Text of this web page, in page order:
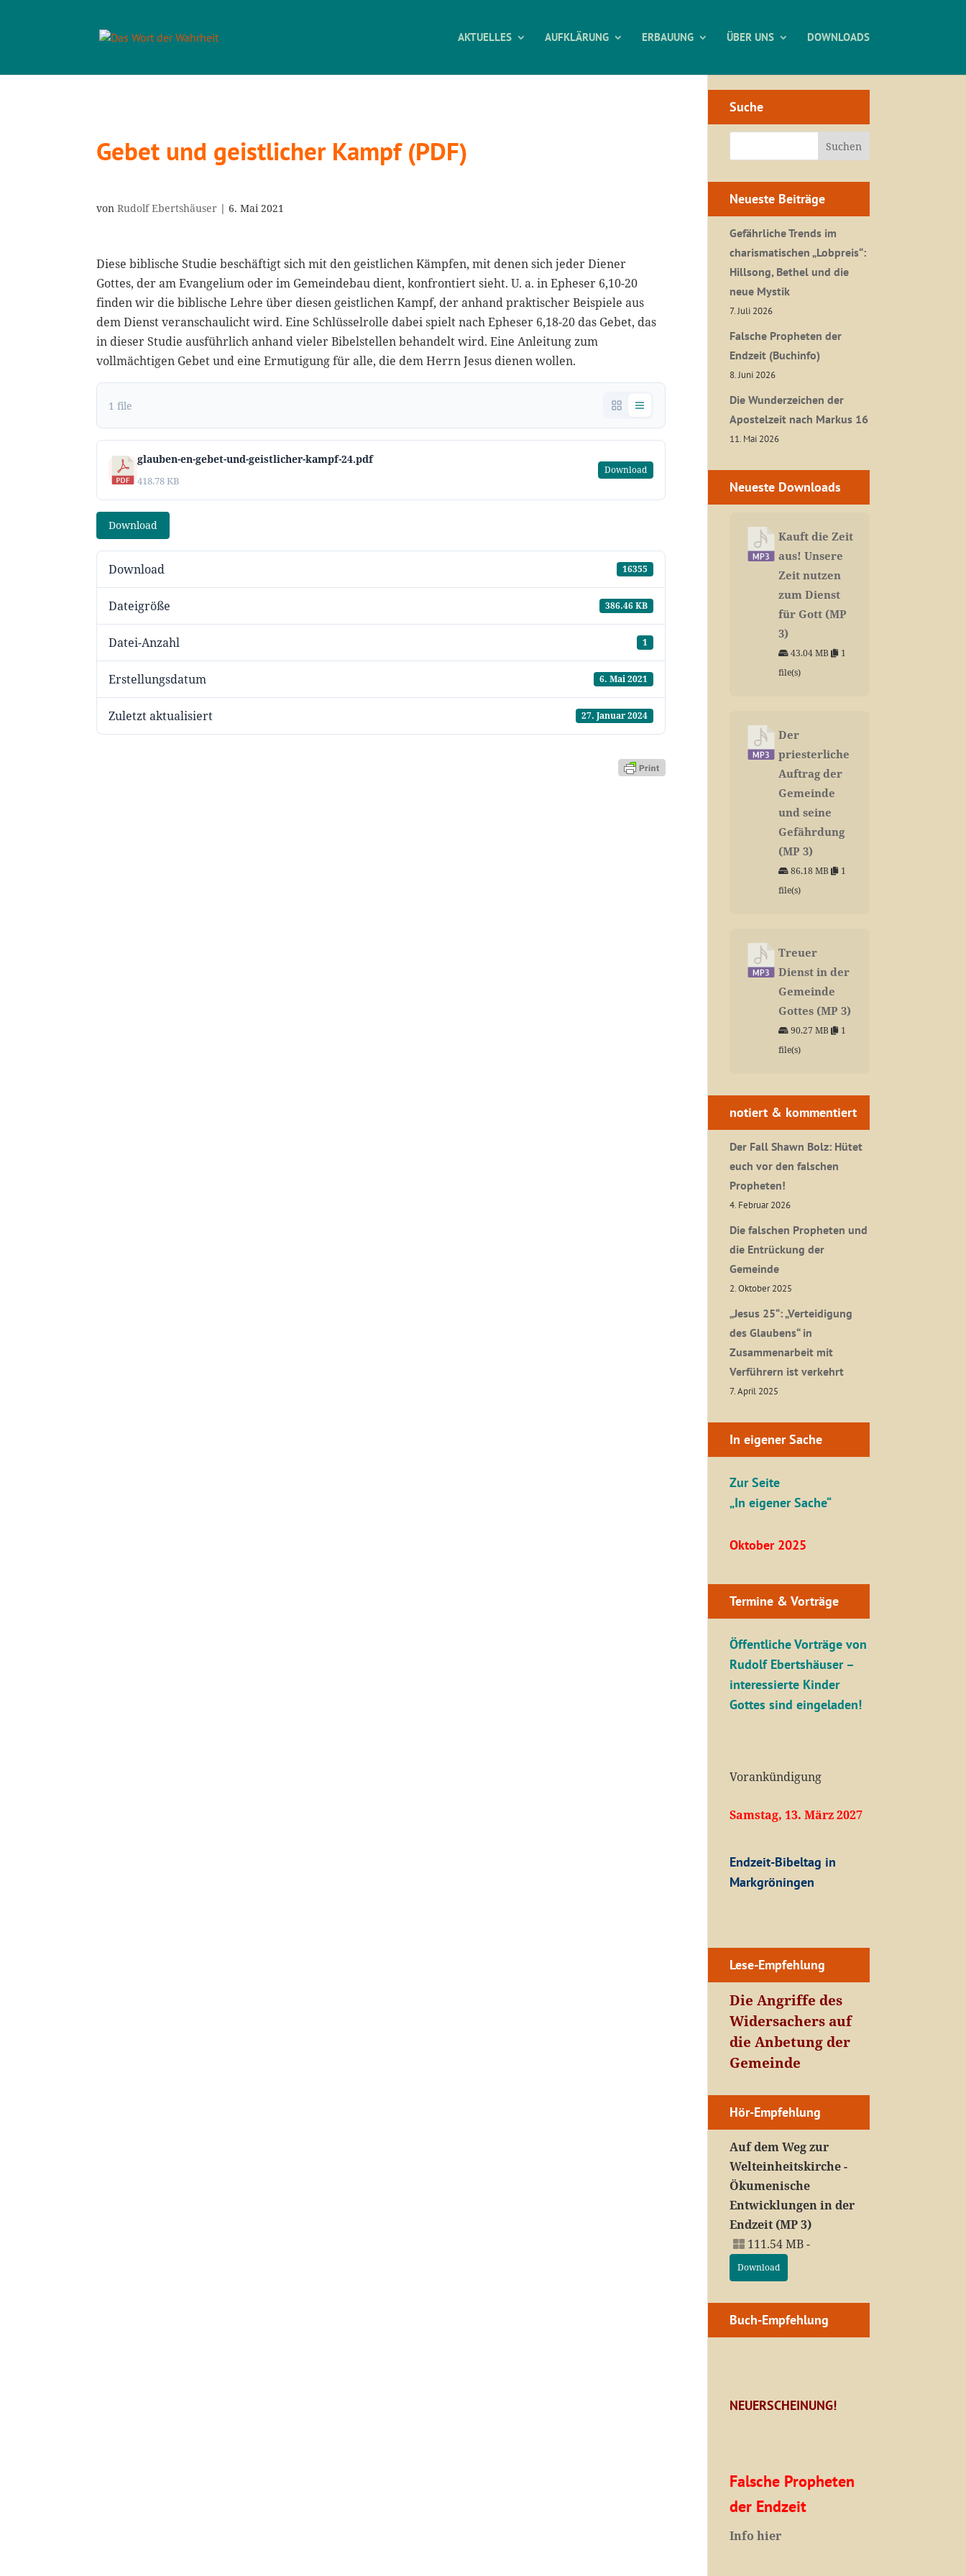
AKTUELLES AUFKLÄRUNG ERBAUUNG ÜBER UNS DOWNLOADS
Gebet und geistlicher Kampf (PDF)
vonRudolf Ebertshäuser |6. Mai 2021
Download
Download 16355
Dateigröße 386.46 KB
Datei-Anzahl 1
Erstellungsdatum 6. Mai 2021
Zuletzt aktualisiert 27. Januar 2024
Diese biblische Studie beschäftigt sich mit den geistlichen Kämpfen, mit denen sich jeder Diener
Gottes, der am Evangelium oder im Gemeindebau dient, konfrontiert sieht. U. a. in Epheser 6,10-20
finden wir die biblische Lehre über diesen geistlichen Kampf, der anhand praktischer Beispiele aus
dem Dienst veranschaulicht wird. Eine Schlüsselrolle dabei spielt nach Epheser 6,18-20 das Gebet, das
in dieser Studie ausführlich anhand vieler Bibelstellen behandelt wird. Eine Anleitung zum
vollmächtigen Gebet und eine Ermutigung für alle, die dem Herrn Jesus dienen wollen.
1 file
glauben-en-gebet-und-geistlicher-kampf-24.pdf
418.78 KB
Download
Suche
Neueste Beiträge
Gefährliche Trends im
charismatischen „Lobpreis“:
Hillsong, Bethel und die
neue Mystik
7. Juli 2026
Falsche Propheten der
Endzeit (Buchinfo)
8. Juni 2026
Die Wunderzeichen der
Apostelzeit nach Markus 16
11. Mai 2026
Neueste Downloads
Kauft die Zeit
aus! Unsere
Zeit nutzen
zum Dienst
für Gott (MP
3)
43.04 MB
1
file(s)
Der
priesterliche
Auftrag der
Gemeinde
und seine
Gefährdung
(MP 3)
86.18 MB
1
file(s)
Treuer
Dienst in der
Gemeinde
Gottes (MP 3)
90.27 MB
1
file(s)
notiert & kommentiert
Der Fall Shawn Bolz: Hütet
euch vor den falschen
Propheten!
4. Februar 2026
Die falschen Propheten und
die Entrückung der
Gemeinde
2. Oktober 2025
„Jesus 25“: „Verteidigung
des Glaubens“ in
Zusammenarbeit mit
Verführern ist verkehrt
7. April 2025
In eigener Sache
Zur Seite
„In eigener Sache“
Oktober 2025
Termine & Vorträge
Öffentliche Vorträge von
Rudolf Ebertshäuser –
interessierte Kinder
Gottes sind eingeladen!
Vorankündigung
Samstag, 13. März 2027
Endzeit-Bibeltag in
Markgröningen
Lese-Empfehlung
Die Angriffe des
Widersachers auf
die Anbetung der
Gemeinde
Hör-Empfehlung
Auf dem Weg zur
Welteinheitskirche -
Ökumenische
Entwicklungen in der
Endzeit (MP 3)
111.54 MB -
Download
Buch-Empfehlung
NEUERSCHEINUNG!
Falsche Propheten
der Endzeit
Info hier